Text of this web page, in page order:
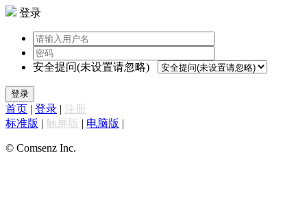
登录
安全提问(未设置请忽略)
登录
首页 | 登录 | 注册
标准版 | 触屏版 | 电脑版 |
© Comsenz Inc.